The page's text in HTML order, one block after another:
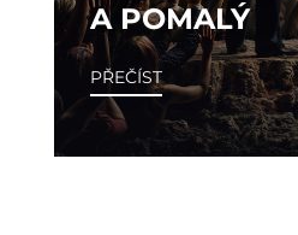
A POMALÝ
PŘEČÍST